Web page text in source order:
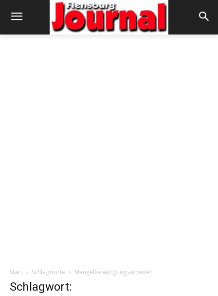
Start Schlagworte Mangelbeseitigungsarbeiten
Schlagwort: